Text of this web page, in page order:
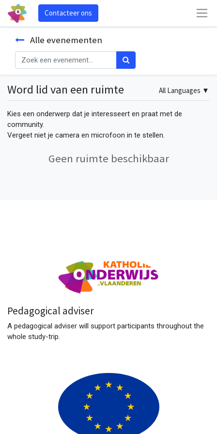
Contacteer ons
Alle evenementen
Word lid van een ruimte All Languages ▼
Kies een onderwerp dat je interesseert en praat met de
community.
Vergeet niet je camera en microfoon in te stellen.
Geen ruimte beschikbaar
Pedagogical adviser
A pedagogical adviser will support participants throughout the
whole study-trip.